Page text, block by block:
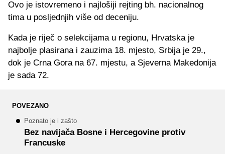
Ovo je istovremeno i najlošiji rejting bh. nacionalnog
tima u posljednjih više od deceniju.
Kada je riječ o selekcijama u regionu, Hrvatska je
najbolje plasirana i zauzima 18. mjesto, Srbija je 29.,
dok je Crna Gora na 67. mjestu, a Sjeverna Makedonija
je sada 72.
POVEZANO
Poznato je i zašto
Bez navijača Bosne i Hercegovine protiv
Francuske